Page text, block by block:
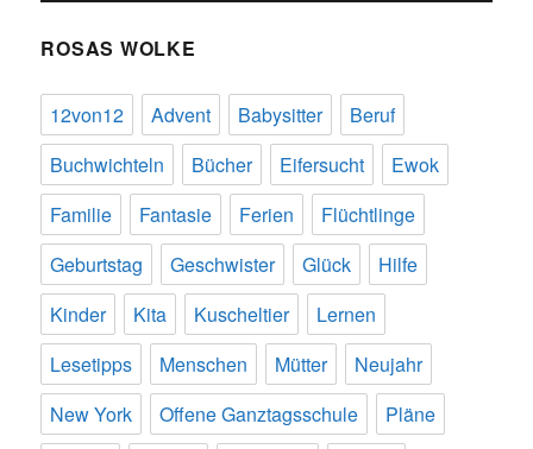
ROSAS WOLKE
12von12 Advent Babysitter
Beruf
Buchwichteln
Bücher Eifersucht
Ewok
Familie
Fantasie Ferien
Flüchtlinge
Geburtstag
Geschwister Glück
Hilfe
Kinder
Kita Kuscheltier
Lernen
Lesetipps
Menschen Mütter
Neujahr
New York
Offene Ganztagsschule
Pläne